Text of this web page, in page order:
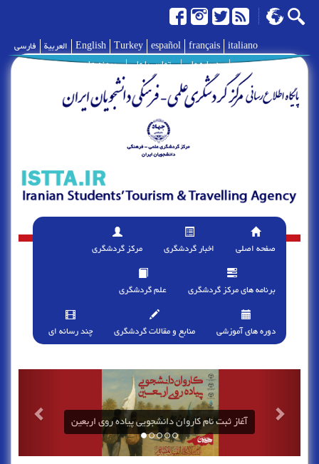
فارسی العربية English Turkey español français italiano
درباره ما | تماس با ما | پیوند ها |
صفحه اصلی اخبار گردشگری مرکز گردشگری
برنامه های مرکز گردشگری علم گردشگری
دوره های آموزشی منابع و مقالات گردشگری چند رسانه ای
آغاز ثبت نام کاروان دانشجویی پیاده روی اربعین